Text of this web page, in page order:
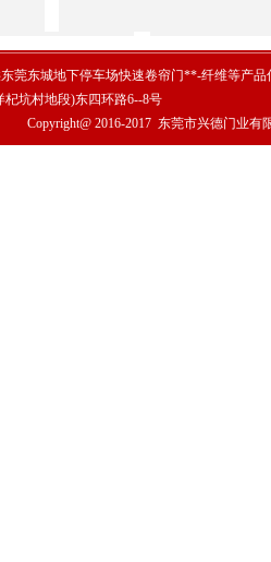
莞东城地下停车场快速卷帘门**-纤维等产
坑村地段)东四环路6--8号
Copyright@ 2016-2017 东莞市兴德门业有